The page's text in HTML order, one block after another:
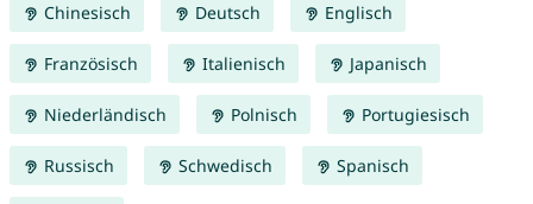
Chinesisch Deutsch Englisch
Französisch Italienisch Japanisch
Niederländisch Polnisch Portugiesisch
Russisch Schwedisch Spanisch